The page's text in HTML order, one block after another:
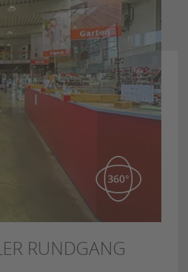
RUNDGANG